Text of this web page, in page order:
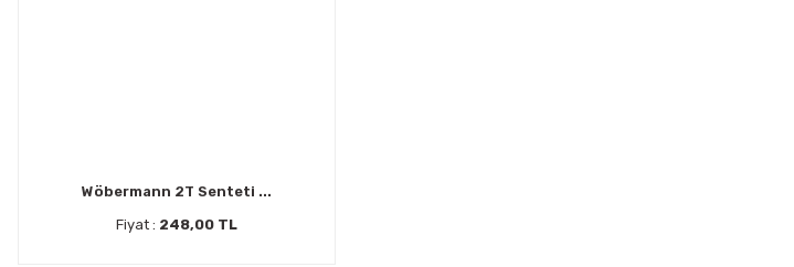
Wöbermann 2T Senteti ...
Fiyat : 248,00 TL